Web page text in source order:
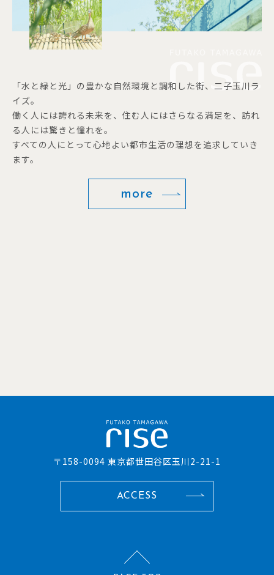
「水と緑と光」の豊かな自然環境と調和した街、二子玉川ラ
イズ。
働く人には誇れる未来を、住む人にはさらなる満足を、訪れ
る人には驚きと憧れを。
すべての人にとって心地よい都市生活の理想を追求していき
ます。
more
〒158-0094 東京都世田谷区玉川2-21-1
ACCESS